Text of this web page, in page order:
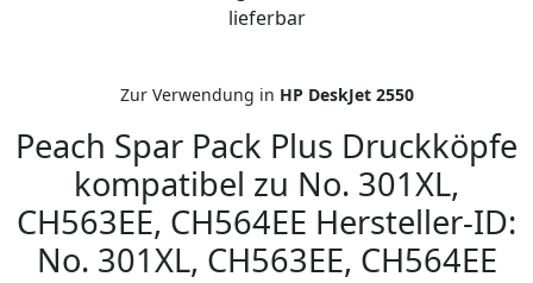
lieferbar
Zur Verwendung in HP DeskJet 2550
Peach Spar Pack Plus Druckköpfe
kompatibel zu No. 301XL,
CH563EE, CH564EE Hersteller-ID:
No. 301XL, CH563EE, CH564EE